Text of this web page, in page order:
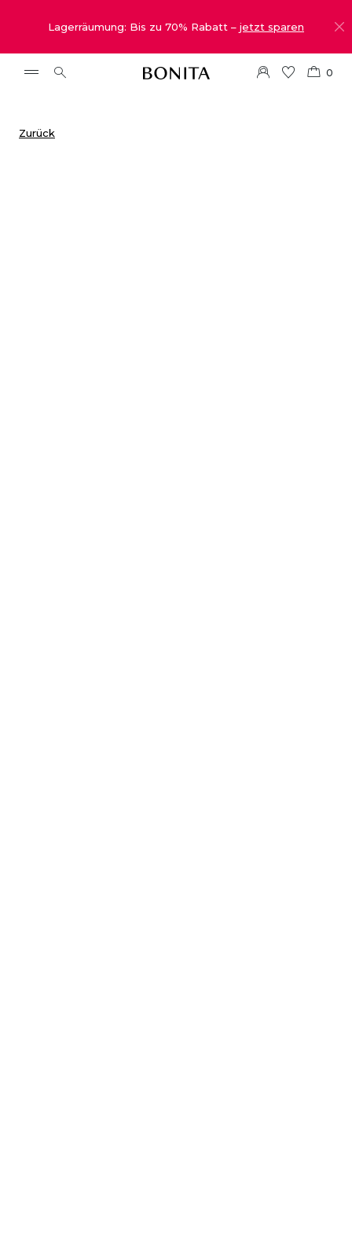
Lagerräumung: Bis zu 70% Rabatt – jetzt sparen
0
Zurück